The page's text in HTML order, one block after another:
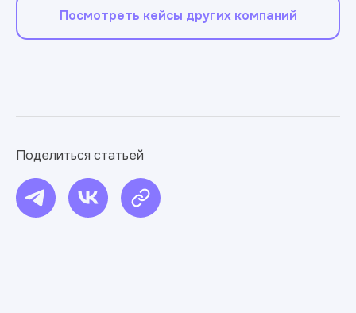
Посмотреть кейсы других компаний
Поделиться статьей